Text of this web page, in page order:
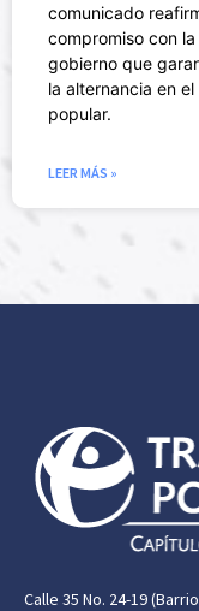
comunicado
compromiso con
gobierno que
la alternancia en
popular.
LEER MÁS »
Calle 35 No. 24-19